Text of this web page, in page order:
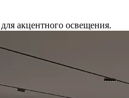
акцентного освещения.